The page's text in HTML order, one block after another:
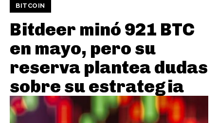
BITCOIN
Bitdeer minó 921 BTC
en mayo, pero su
reserva plantea dudas
sobre su estrategia